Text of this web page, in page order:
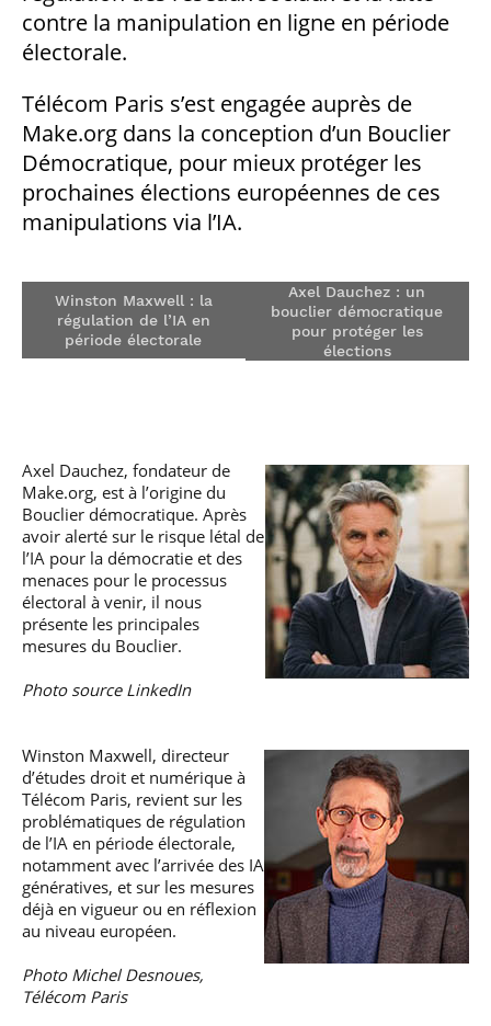
S’engager à Télécom
Paris
Numérique
élèves impliqués
Parcours Numérique
Responsable
Corps des Mines
Corps techniques de
l’État
Artificielle en
alternance
(admissions closes)
cybersécurité des
réseaux et des
systèmes
d’information
Intelligence
Artificielle – Expert
Intelligence
Artificielle
multimodale et
autonome
situation de
Vous êtes admis,
préparez votre
arrivée
Financement
Brochures &
contacts
Événements des
professionnel
contre la manipulation en ligne en période
électorale.
Télécom Paris s’est engagée auprès de
Make.org dans la conception d’un Bouclier
Démocratique, pour mieux protéger les
prochaines élections européennes de ces
manipulations via l’IA.
Winston Maxwell : la
régulation de l’IA en
période électorale
Axel Dauchez : un
bouclier démocratique
pour protéger les
élections
Axel Dauchez, fondateur de
Make.org, est à l’origine du
Bouclier démocratique. Après
avoir alerté sur le risque létal de
l’IA pour la démocratie et des
menaces pour le processus
électoral à venir, il nous
présente les principales
mesures du Bouclier.
Photo source LinkedIn
Winston Maxwell, directeur
d’études droit et numérique à
Télécom Paris, revient sur les
problématiques de régulation
de l’IA en période électorale,
notamment avec l’arrivée des IA
génératives, et sur les mesures
déjà en vigueur ou en réflexion
au niveau européen.
Photo Michel Desnoues,
Télécom Paris